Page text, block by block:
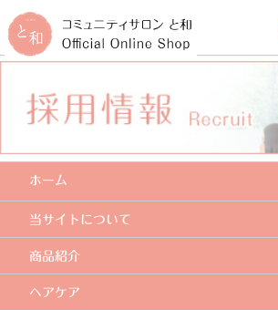
ホーム
当サイトについて
商品紹介
ヘアケア